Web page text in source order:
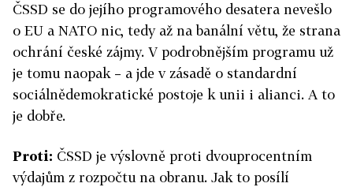
ČSSD se do jejího programového desatera nevešlo
o EU a NATO nic, tedy až na banální větu, že strana
ochrání české zájmy. V podrobnějším programu už
je tomu naopak – a jde v zásadě o standardní
sociálnědemokratické postoje k unii i alianci. A to
je dobře.
Proti: ČSSD je výslovně proti dvouprocentním
výdajům z rozpočtu na obranu. Jak to posílí